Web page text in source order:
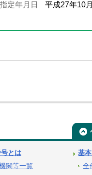
定年月日 平成27年10
とは
関等一覧
基
全